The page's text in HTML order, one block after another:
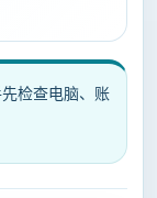
检查电脑、账